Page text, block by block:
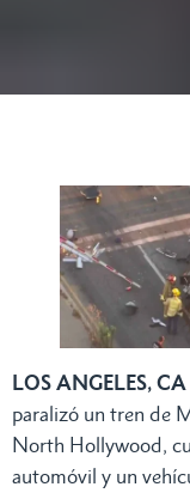
LOS ANGELES,
paralizó un tren de
North Hollywood,
automóvil y un